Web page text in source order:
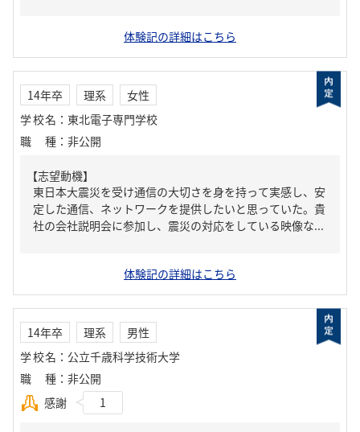
体験記の詳細はこちら
14年卒 理系
女性
学校名 ： 東北電子専門学校
職種 ： 非公開
【志望動機】
東日本大震災を受け通信の大切さを身を持って実感し、安
定した通信、ネットワークを提供したいと思っていた。貴
社の会社説明会に参加し、震災の対応をしている映像な...
体験記の詳細はこちら
14年卒 理系
男性
学校名 ： 公立千歳科学技術大学
職種 ： 非公開
感謝
1